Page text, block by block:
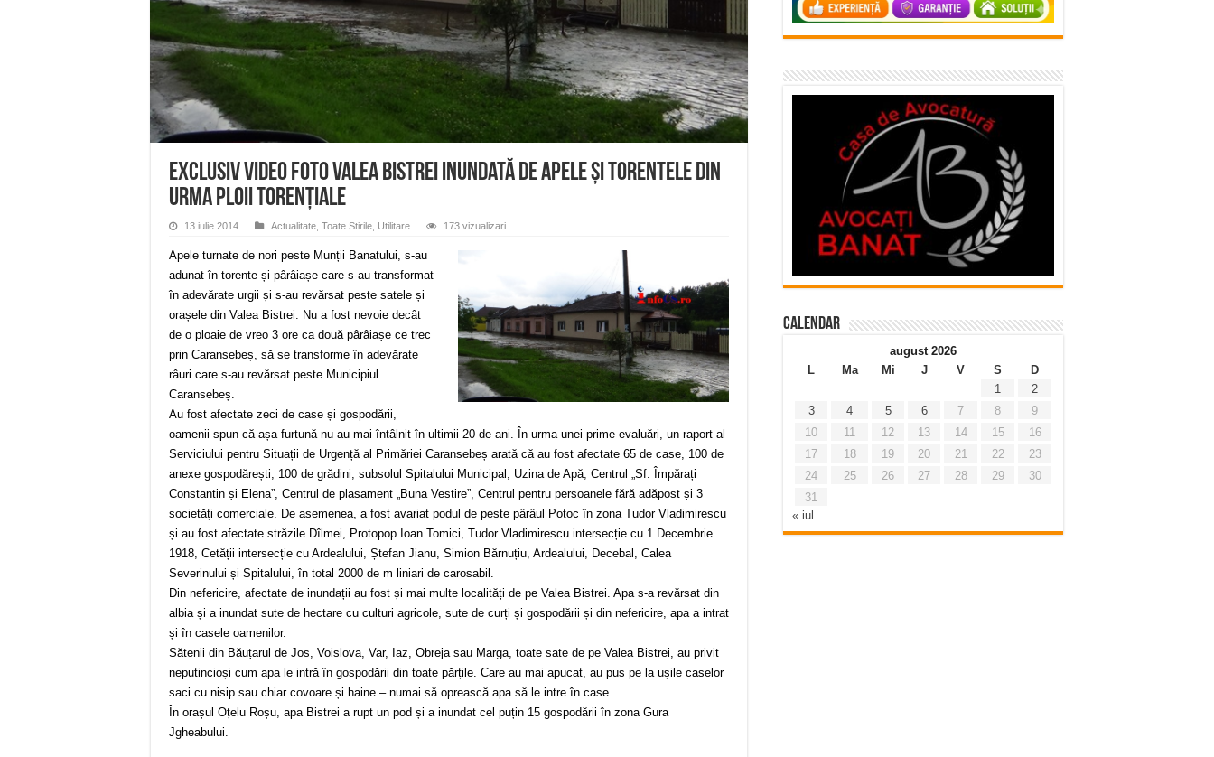
EXCLUSIV VIDEO FOTO Valea Bistrei inundată de apele și torentele din
urma ploii torențiale
13 iulie 2014 Actualitate Toate Stirile Utilitare 173 vizualizari
Apele turnate de nori peste Munții Banatului, s-au
adunat în torente și pârâiașe care s-au transformat
în adevărate urgii și s-au revărsat peste satele și
orașele din Valea Bistrei. Nu a fost nevoie decât
de o ploaie de vreo 3 ore ca două pârâiașe ce trec
prin Caransebeș, să se transforme în adevărate
râuri care s-au revărsat peste Municipiul
Caransebeș.
Au fost afectate zeci de case și gospodării,
oamenii spun că așa furtună nu au mai întâlnit în ultimii 20 de ani. În urma unei prime evaluări, un raport al
Serviciului pentru Situații de Urgență al Primăriei Caransebeș arată că au fost afectate 65 de case, 100 de
anexe gospodărești, 100 de grădini, subsolul Spitalului Municipal, Uzina de Apă, Centrul „Sf. Împărați
Constantin și Elena”, Centrul de plasament „Buna Vestire”, Centrul pentru persoanele fără adăpost și 3
societăți comerciale. De asemenea, a fost avariat podul de peste pârâul Potoc în zona Tudor Vladimirescu
și au fost afectate străzile Dîlmei, Protopop Ioan Tomici, Tudor Vladimirescu intersecție cu 1 Decembrie
1918, Cetății intersecție cu Ardealului, Ștefan Jianu, Simion Bărnuțiu, Ardealului, Decebal, Calea
Severinului și Spitalului, în total 2000 de m liniari de carosabil.
Din nefericire, afectate de inundații au fost și mai multe localități de pe Valea Bistrei. Apa s-a revărsat din
albia și a inundat sute de hectare cu culturi agricole, sute de curți și gospodării și din nefericire, apa a intrat
și în casele oamenilor.
Sătenii din Băuțarul de Jos, Voislova, Var, Iaz, Obreja sau Marga, toate sate de pe Valea Bistrei, au privit
neputincioși cum apa le intră în gospodării din toate părțile. Care au mai apucat, au pus pe la ușile caselor
saci cu nisip sau chiar covoare și haine – numai să oprească apa să le intre în case.
În orașul Oțelu Roșu, apa Bistrei a rupt un pod și a inundat cel puțin 15 gospodării în zona Gura
Jgheabului.
Calendar
august 2026
L
Ma Mi J V S
D
1
2
3
4 5 6 7 8
9
10
11 12 13 14 15
16
17
18 19 20 21 22
23
24
25 26 27 28 29
30
31
« iul.